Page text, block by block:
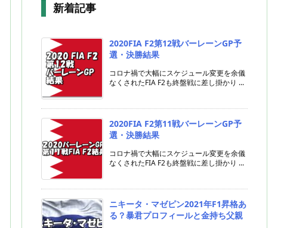
新着記事
2020FIA F2第12戦バーレーンGP予
選・決勝結果
コロナ禍で大幅にスケジュール変更を余儀
なくされたFIA F2も終盤戦に差し掛かり ...
2020FIA F2第11戦バーレーンGP予
選・決勝結果
コロナ禍で大幅にスケジュール変更を余儀
なくされたFIA F2も終盤戦に差し掛かり ...
ニキータ・マゼピン2021年F1昇格あ
る？暴君プロフィールと金持ち父親